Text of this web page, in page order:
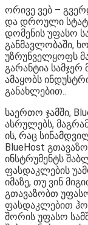
ორივე ვებ –
და დროული
დომენის უფასო
განმავლობაში,
უზრუნველყოფს
გარანტია სამჯერ
ამაყობს
განახლებით..
საერთო ჯამში,
ასრულებს,
ის, რაც
BlueHost
ინსტრუმენტს
ფასდაკლების
იმაზე, თუ ვინ
გთავაზობთ
ფასდაკლებით
შორის უფასო